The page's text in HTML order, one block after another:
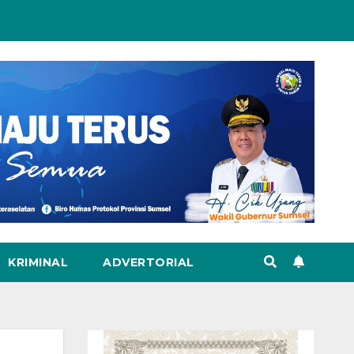
KRIMINAL ADVERTORIAL